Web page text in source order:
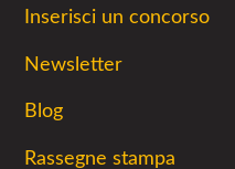
Inserisci un concorso
Newsletter
Blog
Rassegne stampa